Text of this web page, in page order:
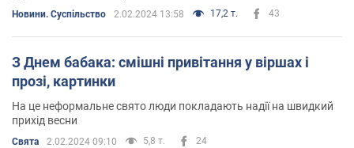
Новини. Суспільство 2.02.2024 13:58 17,2 т. 43
З Днем бабака: смішні привітання у віршах і
прозі, картинки
На це неформальне свято люди покладають надії на швидкий
прихід весни
Свята 2.02.2024 09:10 5,8 т. 24